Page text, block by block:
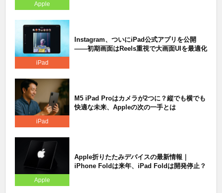
Apple
iPad
Instagram、ついにiPad公式アプリを公開
——初期画面はReels重視で大画面UIを最適化
iPad
M5 iPad Proはカメラが2つに？縦でも横でも
快適な未来、Appleの次の一手とは
Apple
Apple折りたたみデバイスの最新情報｜
iPhone Foldは来年、iPad Foldは開発停止？